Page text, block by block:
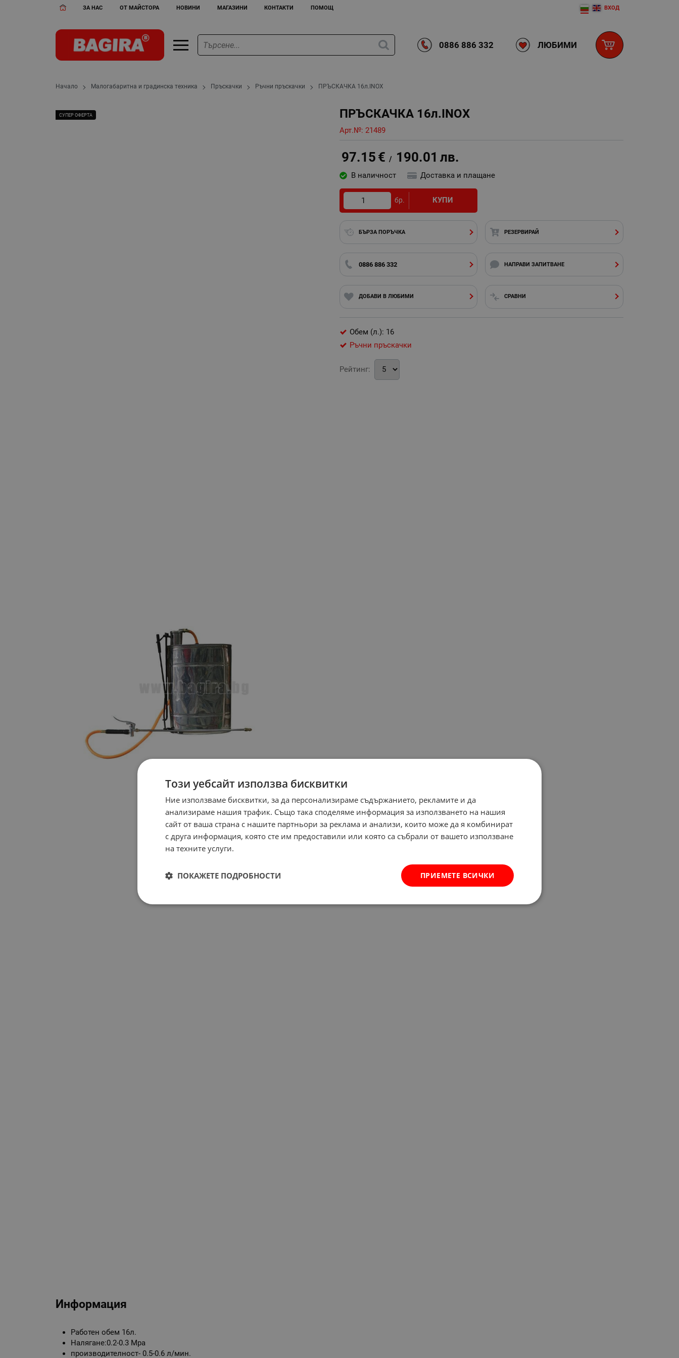
ЗА НАС ОТ МАЙСТОРА НОВИНИ МАГАЗИНИ КОНТАКТИ ПОМОЩ ВХОД
0886 886 332 ЛЮБИМИ
Начало Малогабаритна и градинска техника Пръскачки Ръчни пръскачки ПРЪСКАЧКА 16л.INOX
ПРЪСКАЧКА 16л.INOX
Арт.№: 21489
СУПЕР ОФЕРТА
97.15 € / 190.01 лв.
В наличност Доставка и плащане
бр. КУПИ
БЪРЗА ПОРЪЧКА РЕЗЕРВИРАЙ
0886 886 332 НАПРАВИ ЗАПИТВАНЕ
ДОБАВИ В ЛЮБИМИ СРАВНИ
Обем (л.): 16
Ръчни пръскачки
Рейтинг:
Информация
Работен обем 16л.
Налягане:0.2-0.3 Mpa
производителност- 0.5-0.6 л/мин.
Този уебсайт използва бисквитки
Ние използваме бисквитки, за да персонализираме съдържанието, рекламите и да
анализираме нашия трафик. Също така споделяме информация за използването на нашия
сайт от ваша страна с нашите партньори за реклама и анализи, които може да я комбинират
с друга информация, която сте им предоставили или която са събрали от вашето използване
на техните услуги.
ПРИЕМЕТЕ ВСИЧКИ
ПОКАЖЕТЕ ПОДРОБНОСТИ